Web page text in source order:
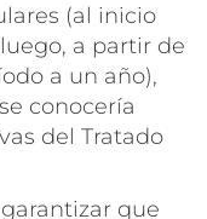
(al inicio
a partir de
a un año),
conocería
del Tratado
que